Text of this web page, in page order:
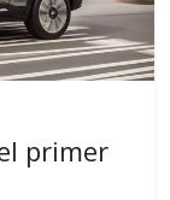
primer